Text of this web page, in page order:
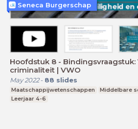
Hoofdstuk 8 -
criminaliteit | VWO
May 2022- 88 slides
Maatschappijwetenschappen Middelbare
Leerjaar 4-6
Seneca Burgerschap